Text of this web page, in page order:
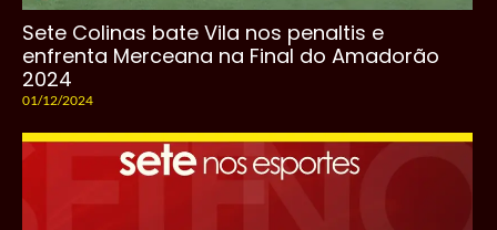
Sete Colinas bate Vila nos penaltis e
enfrenta Merceana na Final do Amadorão
2024
01/12/2024